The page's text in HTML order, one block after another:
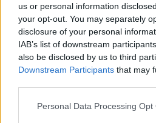
us or personal information
your opt-out. You may separately
disclosure of your personal
IAB’s list of downstream
also be disclosed by us to third
Downstream Participants that may
Please note that this website/app
Personal Data Processing Opt
Αδ. Γεωργιάδης στη Ρόδο: ''Σε
νοσοκομείο θα είναι
την αντιμετώπιση των
προσωπικού